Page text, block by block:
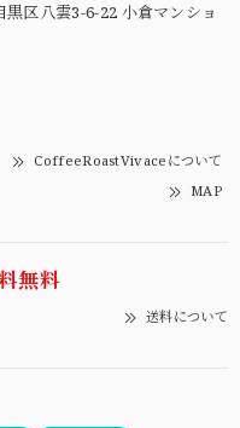
区八雲3-6-22 小倉マンショ
CoffeeRoastVivaceについて
MAP
無料
送料について